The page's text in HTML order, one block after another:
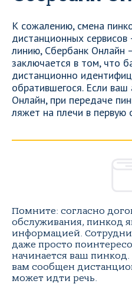
К сожалению, смена
дистанционных
линию, Сбербанк Онлайн
заключается в том, что
дистанционно
обратившегося. Если
Онлайн, при передаче
ляжет на плечи в первую
Помните: согласно
обслуживания, пинкод
информацией.
даже просто
начинается ваш
вам сообщен
может идти речь.